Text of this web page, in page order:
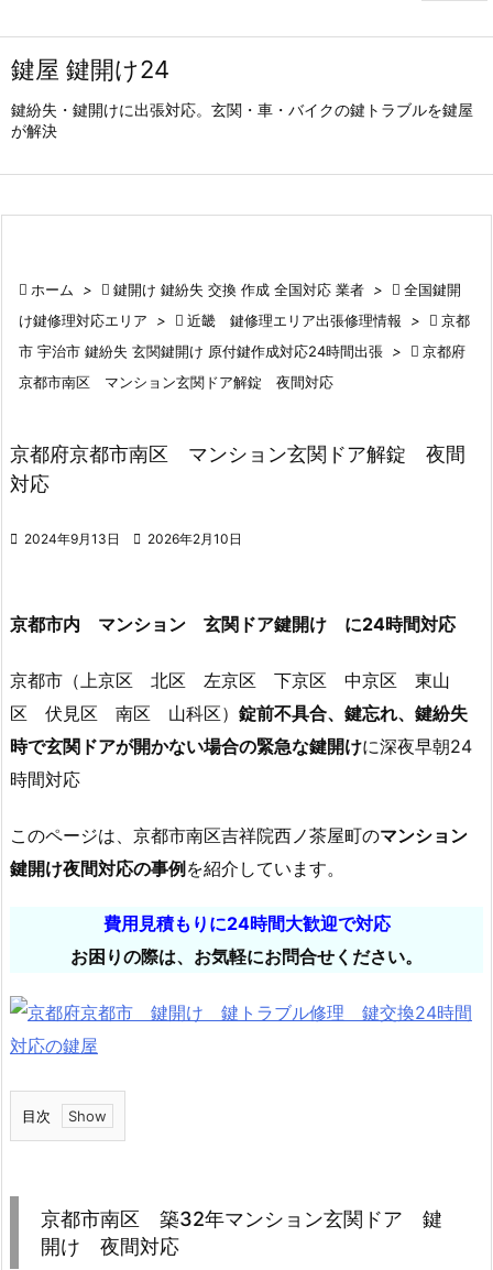
鍵屋 鍵開け24
鍵紛失・鍵開けに出張対応。玄関・車・バイクの鍵トラブルを鍵屋
が解決
 ホーム >  鍵開け 鍵紛失 交換 作成 全国対応 業者 >  全国鍵開
け鍵修理対応エリア
>  近畿 鍵修理エリア出張修理情報 >  京都
市 宇治市 鍵紛失 玄関鍵開け 原付鍵作成対応24時間出張 >  京都府
京都市南区 マンション玄関ドア解錠 夜間対応
京都府京都市南区 マンション玄関ドア解錠 夜間
対応
 2024年9月13日  2026年2月10日
京都市内 マンション 玄関ドア鍵開け に24時間対応
京都市（上京区 北区 左京区 下京区 中京区 東山
区 伏見区 南区 山科区） 錠前不具合、鍵忘れ、鍵紛失
時で玄関ドアが開かない場合の緊急な鍵開けに深夜早朝24
時間対応
このページは、京都市南区吉祥院西ノ茶屋町のマンション
鍵開け夜間対応の事例を紹介しています。
費用見積もりに24時間大歓迎で対応
お困りの際は、お気軽にお問合せください。
目次
1.
市
南
京都市南区 築32年マンション玄関ドア 鍵
開け 夜間対応